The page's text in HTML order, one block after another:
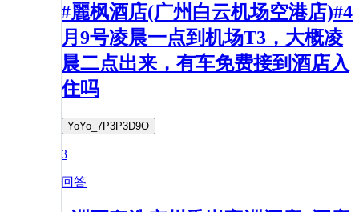
#麗枫酒店(广州白云机场空港店)#4
月9号凌晨一点到机场T3，大概凌
晨二点出来，有车免费接到酒店入
住吗
YoYo_7P3P3D9O
3
回答